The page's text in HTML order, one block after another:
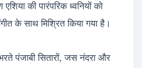
की पारंपरिक ध्वनियों को
के साथ मिश्रित किया गया है।
पंजाबी सितारों, जस नंदरा और